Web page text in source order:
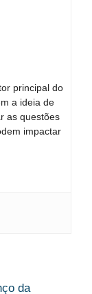
principal do
a ideia de
as questões
impactar
da